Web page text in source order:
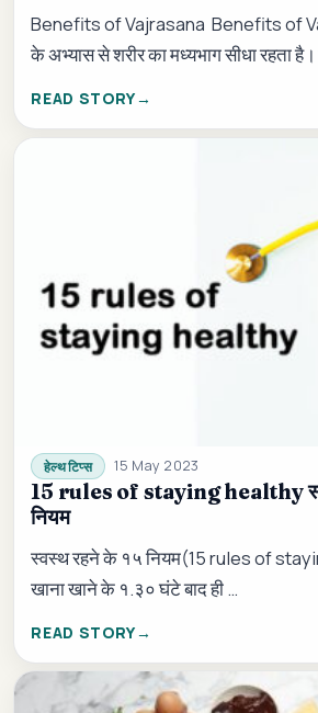
Benefits of Vajrasana Benefits of
के अभ्यास से शरीर का मध्यभाग सीधा रहता
READ STORY
हेल्थ टिप्स 15 May 2023
15 rules of staying healthy
नियम
स्वस्थ रहने के १५ नियम(15 rules of
खाना खाने के १.३० घंटे बाद ही …
READ STORY